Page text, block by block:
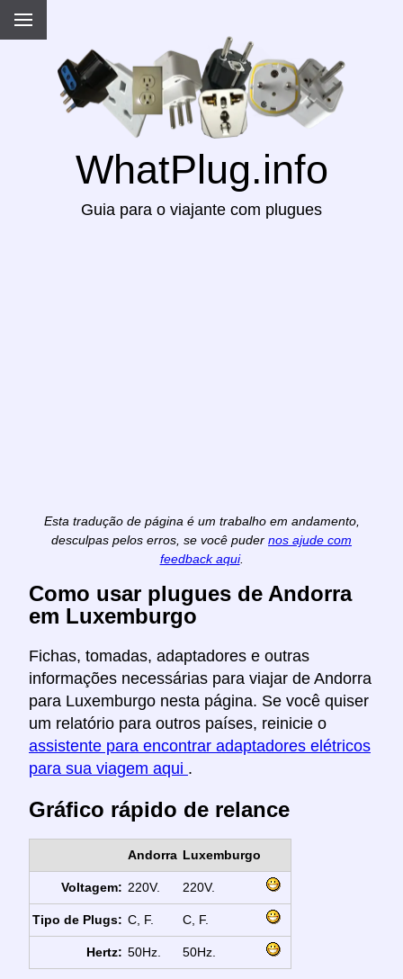
WhatPlug.info
Guia para o viajante com plugues
Esta tradução de página é um trabalho em andamento,
desculpas pelos erros, se você puder nos ajude com
feedback aqui.
Como usar plugues de Andorra
em Luxemburgo
Fichas, tomadas, adaptadores e outras
informações necessárias para viajar de Andorra
para Luxemburgo nesta página. Se você quiser
um relatório para outros países, reinicie o
assistente para encontrar adaptadores elétricos
para sua viagem aqui .
Gráfico rápido de relance
Andorra Luxemburgo
Voltagem: 220V. 220V.
Tipo de Plugs: C, F. C, F.
Hertz: 50Hz. 50Hz.